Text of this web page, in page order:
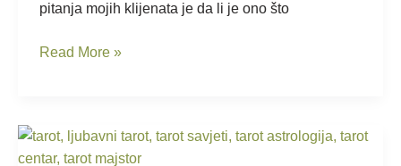
pitanja mojih klijenata je da li je ono što
Read More »
Kako
preboljeti